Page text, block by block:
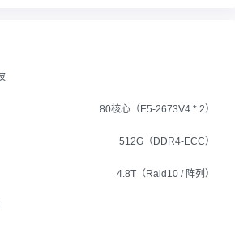
80核心（E5-2673V4 * 2）
512G（DDR4-ECC）
4.8T（Raid10 / 阵列）